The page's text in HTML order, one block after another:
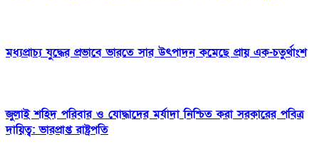
মধ্যপ্রাচ্য যুদ্ধের প্রভাবে ভারতে সার উৎপাদন কমেছে প্রায় এক-চতুর্থাংশ
জুলাই শহিদ পরিবার ও যোদ্ধাদের মর্যাদা নিশ্চিত করা সরকারের পবিত্র
দায়িত্ব: ভারপ্রাপ্ত রাষ্ট্রপতি